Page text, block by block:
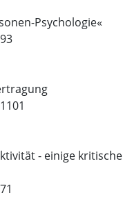
Psychologie«
- einige kritische